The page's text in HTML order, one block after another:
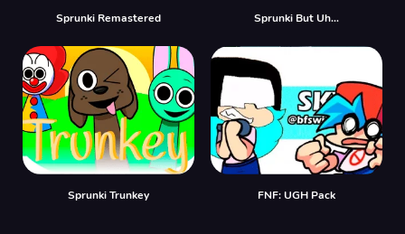
Sprunki Remastered Sprunki But Uh…
Sprunki Trunkey FNF: UGH Pack